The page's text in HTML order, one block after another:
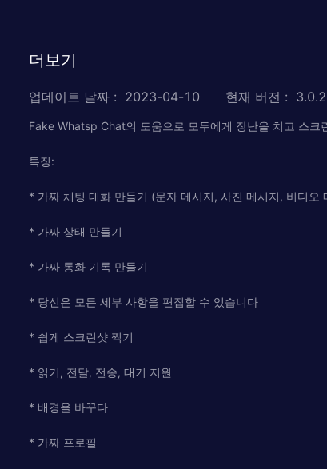
더보기
업데이트 날짜 : 2023-04-10 현재 버전 : 3.0.2
Fake Whatsp Chat의 도움으로 모두에게 장난을 치고 스크
특징:
* 가짜 채팅 대화 만들기 (문자 메시지, 사진 메시지, 비디
* 가짜 상태 만들기
* 가짜 통화 기록 만들기
* 당신은 모든 세부 사항을 편집할 수 있습니다
* 쉽게 스크린샷 찍기
* 읽기, 전달, 전송, 대기 지원
* 배경을 바꾸다
* 가짜 프로필